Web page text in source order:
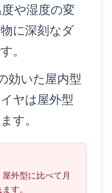
や湿度の変
に深刻なダ
。
効いた屋内型
ヤは屋外型
す。
外型に比べて月
す。